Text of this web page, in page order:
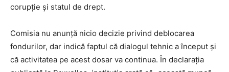
corupție și statul de drept.
Comisia nu anunță nicio decizie privind deblocarea
fondurilor, dar indică faptul că dialogul tehnic a început și
că activitatea pe acest dosar va continua. În declarația